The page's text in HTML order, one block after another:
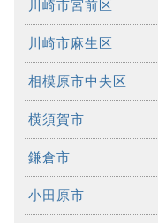
川崎市宮前区
川崎市麻生区
相模原市中央区
横須賀市
鎌倉市
小田原市